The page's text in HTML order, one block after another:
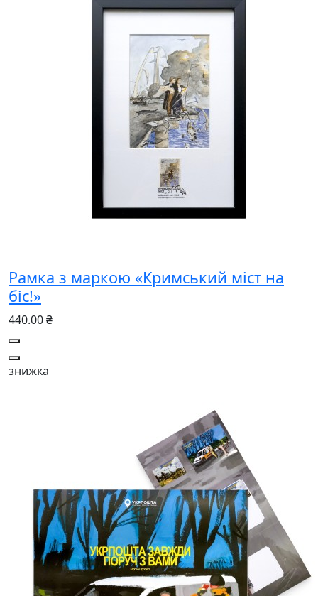
Рамка з маркою «Кримський міст на
біс!»
440.00 ₴
знижка